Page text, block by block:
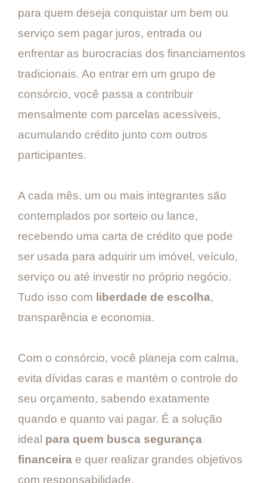
para quem deseja conquistar um bem ou
serviço sem pagar juros, entrada ou
enfrentar as burocracias dos financiamentos
tradicionais. Ao entrar em um grupo de
consórcio, você passa a contribuir
mensalmente com parcelas acessíveis,
acumulando crédito junto com outros
participantes.
A cada mês, um ou mais integrantes são
contemplados por sorteio ou lance,
recebendo uma carta de crédito que pode
ser usada para adquirir um imóvel, veículo,
serviço ou até investir no próprio negócio.
Tudo isso com liberdade de escolha,
transparência e economia.
Com o consórcio, você planeja com calma,
evita dívidas caras e mantém o controle do
seu orçamento, sabendo exatamente
quando e quanto vai pagar. É a solução
ideal para quem busca segurança
financeira e quer realizar grandes objetivos
com responsabilidade.